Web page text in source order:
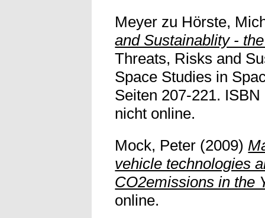
Meyer zu Hörste,
and Sustainablity -
Threats, Risks and
Space Studies in
Seiten 207-221.
nicht online.
Mock, Peter (2009)
vehicle technologies
CO2emissions in the
online.